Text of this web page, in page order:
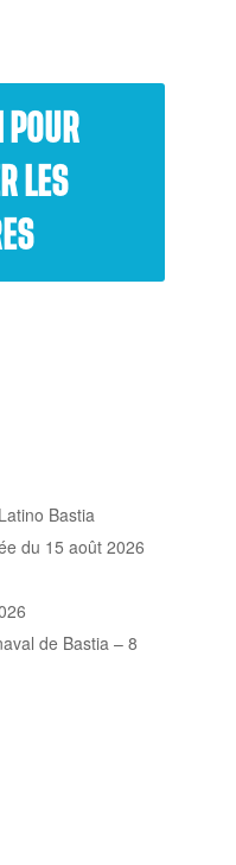
POUR
LES
Bastia
du 15 août 2026
de Bastia – 8